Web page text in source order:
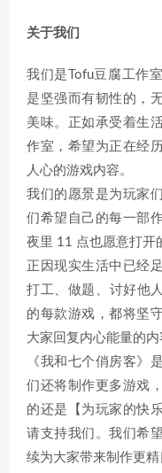
关于我们
我们是Tofu豆腐工作
是坚强而有韧性的，
美味。正如承受着生
作室，希望为正在经
人心的游戏内容。
我们的愿景是为玩家
们希望自己的每一部
夜里 11 点也愿意打开
正因现实生活中已经
打工、做题、讨好他
的每款游戏，都将坚
大家回复内心能量的内
《我和七个俏房客》
们还将制作更多游戏
的还是【为玩家的快
请支持我们。我们希
续为大家带来制作更精